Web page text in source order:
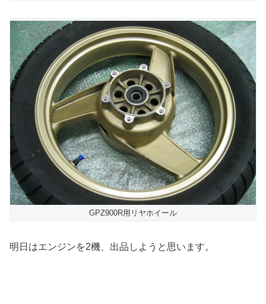
GPZ900R用リヤホイール
明日はエンジンを2機、出品しようと思います。